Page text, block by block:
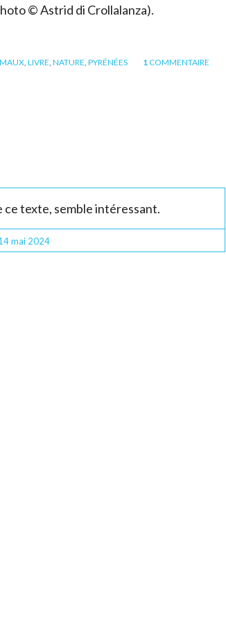
© Astrid di Crollalanza).
LIVRE NATURE PYRÉNÉES 1 COMMENTAIRE
ce texte, semble intéressant.
mai 2024